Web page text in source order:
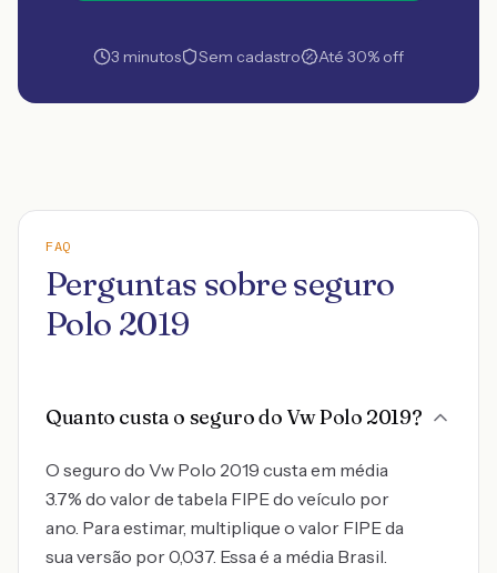
3 minutos Sem cadastro Até 30% off
FAQ
Perguntas sobre seguro
Polo 2019
Quanto custa o seguro do Vw Polo 2019?
O seguro do Vw Polo 2019 custa em média
3.7% do valor de tabela FIPE do veículo por
ano. Para estimar, multiplique o valor FIPE da
sua versão por 0,037. Essa é a média Brasil.